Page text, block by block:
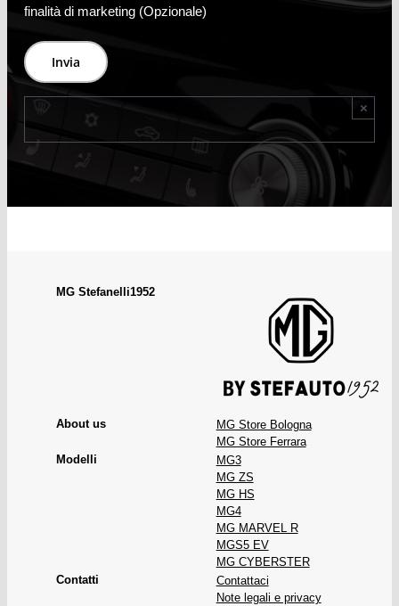
finalità di marketing (Opzionale)
×
MG Store Bologna
MG Store Ferrara
MG3
MG ZS
MG HS
MG4
MG MARVEL R
MGS5 EV
MG CYBERSTER
Contattaci
Note legali e privacy